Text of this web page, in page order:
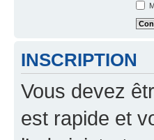
INSCRIPTION
Vous devez
est rapide et